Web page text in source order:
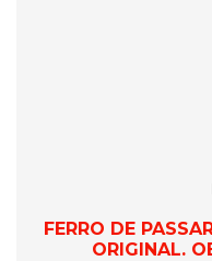
FERRO DE
ORIGINAL.